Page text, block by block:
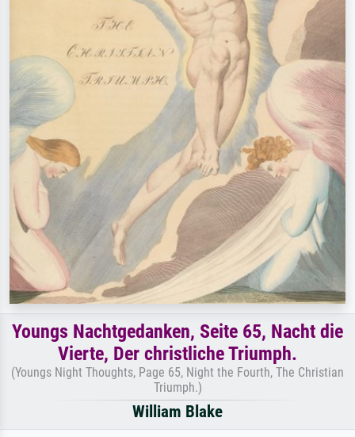
Youngs Nachtgedanken, Seite 65, Nacht die
Vierte, Der christliche Triumph.
(Youngs Night Thoughts, Page 65, Night the Fourth, The Christian
Triumph.)
William Blake